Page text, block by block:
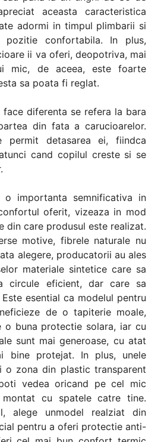
aceasta caracteristica
adormi in timpul plimbarii si
confortabila. In plus,
ii va oferi, deopotriva, mai
mic, de aceea, este foarte
sa poata fi reglat.
diferenta se refera la bara
din fata a carucioarelor.
permit detasarea ei, fiindca
cand copilul creste si se
importanta semnificativa in
oferit, vizeaza in mod
din care produsul este realizat.
motive, fibrele naturale nu
alegere, producatorii au ales
materiale sintetice care sa
circule eficient, dar care sa
esential ca modelul pentru
de o tapiterie moale,
o buna protectie solara, iar cu
sunt mai generoase, cu atat
protejat. In plus, unele
o zona din plastic transparent
vedea oricand pe cel mic
cu spatele catre tine.
alege unmodel realziat din
pentru a oferi protectie anti-